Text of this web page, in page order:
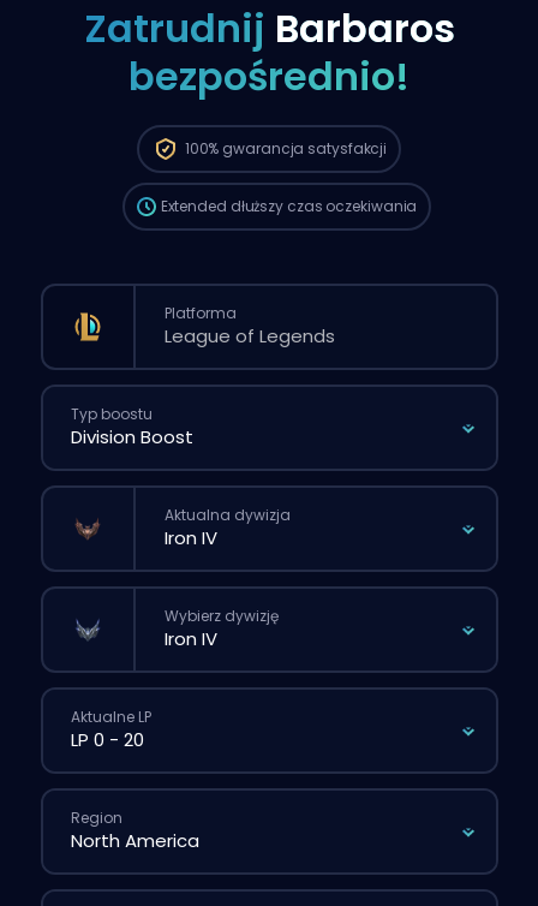
Zatrudnij Barbaros
bezpośrednio!
100% gwarancja satysfakcji
Zlecenie zostanie automatycznie
przypisane do tego boostera, więc czas
standardowym zamówieniu złożonym
przez stronę.
Extended dłuższy czas oczekiwania
Platforma
Typ boostu
Aktualna dywizja
Wybierz dywizję
Aktualne LP
Region